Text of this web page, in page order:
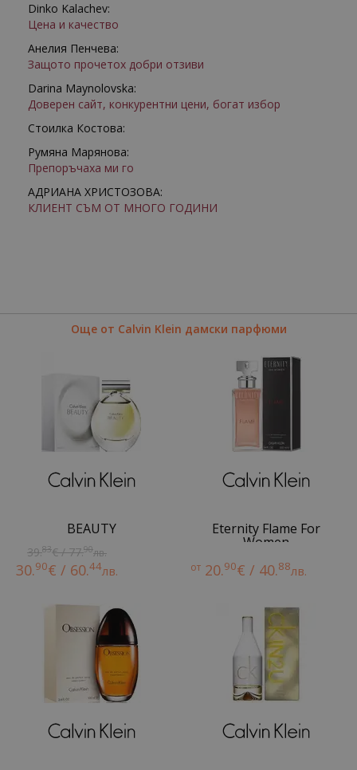
Dinko Kalachev:
Цена и качество
Анелия Пенчева:
Защото прочетох добри отзиви
Darina Maynolovska:
Доверен сайт, конкурентни цени, богат избор
Стоилка Костова:
Румяна Марянова:
Препоръчаха ми го
АДРИАНА ХРИСТОЗОВА:
КЛИЕНТ СЪМ ОТ МНОГО ГОДИНИ
Още от Calvin Klein дамски парфюми
BEAUTY
39.83€ / 77.90лв.
30.90€ / 60.44лв.
Eternity Flame For
Women
от 20.90€ / 40.88лв.